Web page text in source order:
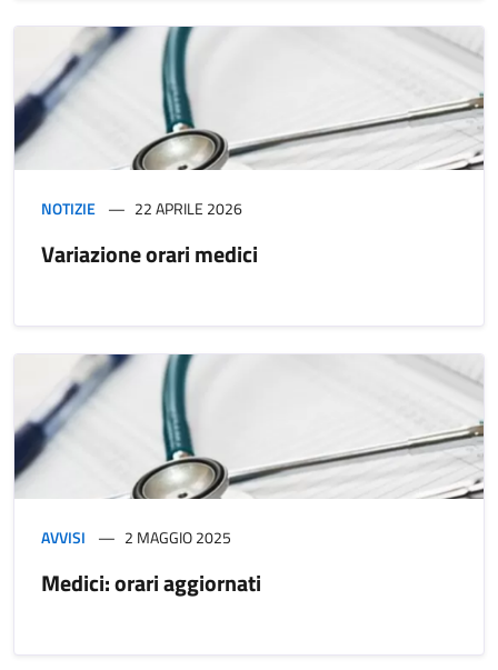
NOTIZIE 22 APRILE 2026
Variazione orari medici
AVVISI 2 MAGGIO 2025
Medici: orari aggiornati